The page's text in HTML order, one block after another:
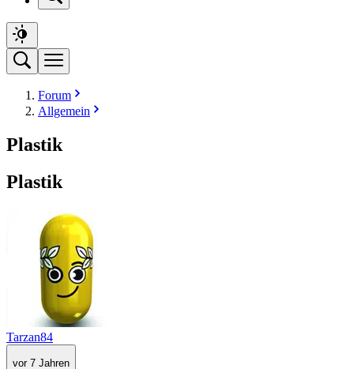
Forum
Allgemein
Plastik
Plastik
Tarzan84
vor 7 Jahren